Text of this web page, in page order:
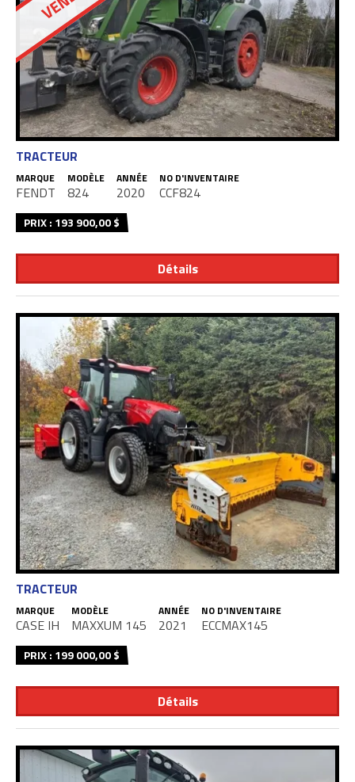
Détails
TRACTEUR
MARQUE
FENDT
MODÈLE
824
ANNÉE
2020
NO D'INVENTAIRE
CCF824
PRIX : 193 900,00 $
Détails
TRACTEUR
MARQUE
CASE IH
MODÈLE
MAXXUM 145
ANNÉE
2021
NO D'INVENTAIRE
ECCMAX145
PRIX : 199 000,00 $